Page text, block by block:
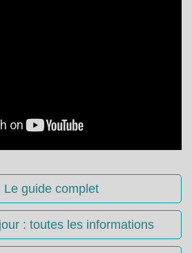
Le guide complet
: toutes les informations